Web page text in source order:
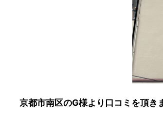
京都市南区のG様より口コミを頂き